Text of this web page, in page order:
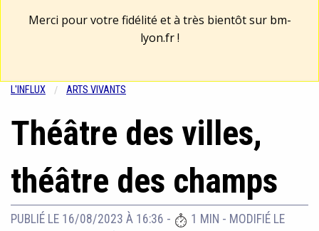
Merci pour votre fidélité et à très bientôt sur bm-
lyon.fr!
L'INFLUX ARTS VIVANTS
Théâtre des villes,
théâtre des champs
PUBLIÉ LE 16/08/2023 À 16:36 - 1 MIN - MODIFIÉ LE